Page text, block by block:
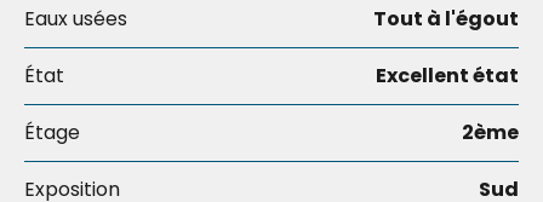
Eaux usées Tout à l'égout
État Excellent état
Étage 2ème
Exposition Sud